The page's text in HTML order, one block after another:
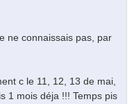
ne connaissais pas, par
c le 11, 12, 13 de mai,
1 mois déja !!! Temps pis